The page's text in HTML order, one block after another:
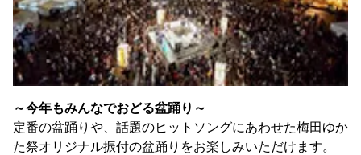
～今年もみんなでおどる盆踊り～
定番の盆踊りや、話題のヒットソングにあわせた梅田ゆか
た祭オリジナル振付の盆踊りをお楽しみいただけます。